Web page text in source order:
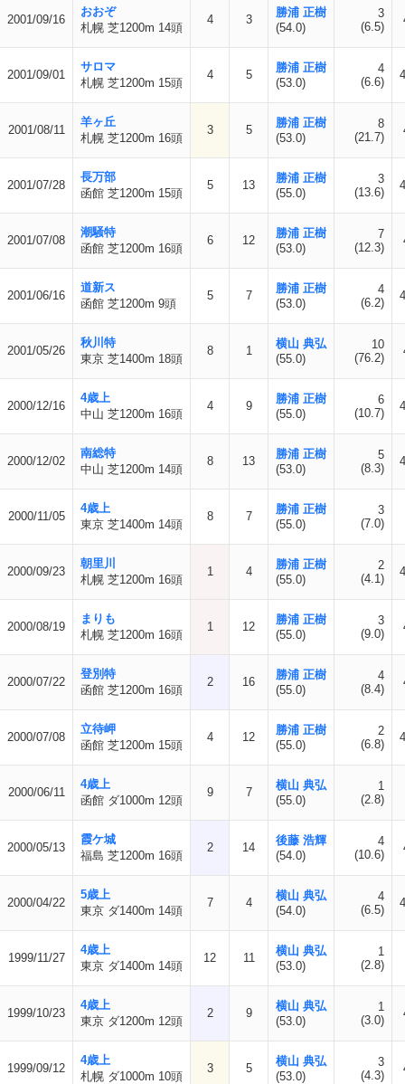
2001/09/16
おおぞ
札幌 芝1200m 14頭
4 3
勝浦 正樹
(54.0)
3
(6.5)
2001/09/01
サロマ
札幌 芝1200m 15頭
4 5
勝浦 正樹
(53.0)
4
(6.6)
2001/08/11
羊ヶ丘
札幌 芝1200m 16頭
3 5
勝浦 正樹
(53.0)
8
(21.7)
2001/07/28
長万部
函館 芝1200m 15頭
5 13
勝浦 正樹
(55.0)
3
(13.6)
2001/07/08
潮騒特
函館 芝1200m 16頭
6 12
勝浦 正樹
(53.0)
7
(12.3)
2001/06/16
道新ス
函館 芝1200m 9頭
5 7
勝浦 正樹
(53.0)
4
(6.2)
2001/05/26
秋川特
東京 芝1400m 18頭
8 1
横山 典弘
(55.0)
10
(76.2)
2000/12/16
4歳上
中山 芝1200m 16頭
4 9
勝浦 正樹
(55.0)
6
(10.7)
2000/12/02
南総特
中山 芝1200m 14頭
8 13
勝浦 正樹
(53.0)
5
(8.3)
2000/11/05
4歳上
東京 芝1400m 14頭
8 7
勝浦 正樹
(55.0)
3
(7.0)
2000/09/23
朝里川
札幌 芝1200m 16頭
1 4
勝浦 正樹
(55.0)
2
(4.1)
2000/08/19
まりも
札幌 芝1200m 16頭
1 12
勝浦 正樹
(55.0)
3
(9.0)
2000/07/22
登別特
函館 芝1200m 16頭
2 16
勝浦 正樹
(55.0)
4
(8.4)
2000/07/08
立待岬
函館 芝1200m 15頭
4 12
勝浦 正樹
(55.0)
2
(6.8)
2000/06/11
4歳上
函館 ダ1000m 12頭
9 7
横山 典弘
(55.0)
1
(2.8)
2000/05/13
霞ケ城
福島 芝1200m 16頭
2 14
後藤 浩輝
(54.0)
4
(10.6)
2000/04/22
5歳上
東京 ダ1400m 14頭
7 4
横山 典弘
(54.0)
4
(6.5)
1999/11/27
4歳上
東京 ダ1400m 14頭
12 11
横山 典弘
(53.0)
1
(2.8)
1999/10/23
4歳上
東京 ダ1200m 12頭
2 9
横山 典弘
(53.0)
1
(3.0)
1999/09/12
4歳上
札幌 ダ1000m 10頭
3 5
横山 典弘
(53.0)
3
(4.3)